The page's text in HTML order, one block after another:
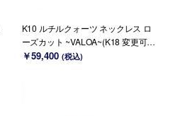
K10 ルチルクォーツ ネックレス ロ
ーズカット ~VALOA~(K18 変更可
能)
￥59,400 (税込)